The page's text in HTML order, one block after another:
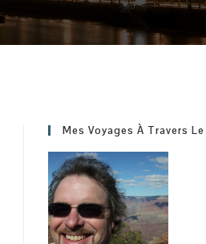
Mes Voyages À Travers